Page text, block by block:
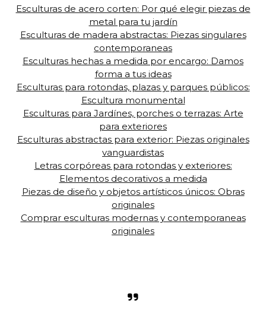
Esculturas de acero corten: Por qué elegir piezas de
metal para tu jardín
Esculturas de madera abstractas: Piezas singulares
contemporaneas
Esculturas hechas a medida por encargo: Damos
forma a tus ideas
Esculturas para rotondas, plazas y parques públicos:
Escultura monumental
Esculturas para Jardínes, porches o terrazas: Arte
para exteriores
Esculturas abstractas para exterior: Piezas originales
vanguardistas
Letras corpóreas para rotondas y exteriores:
Elementos decorativos a medida
Piezas de diseño y objetos artísticos únicos: Obras
originales
Comprar esculturas modernas y contemporaneas
originales